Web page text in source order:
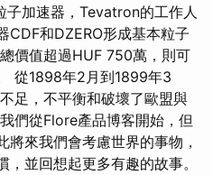
子加速器，Tevatron的工作人
CDF和DZERO形成基本粒子
價值超過HUF 750萬，則可
從1898年2月到1899年3
足，不平衡和破壞了歐盟與
們從Flore產品博客開始，但
來我們會考慮世界的事物，
並回想起更多有趣的故事。